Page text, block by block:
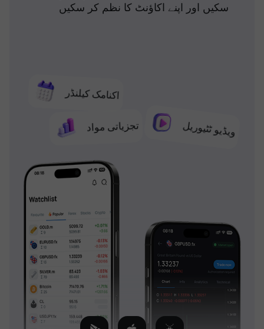
اکنامک کیلنڈر
تجزیاتی مواد ویڈیو ٹٹیوریل
سکیں اور اپنے اکاؤنٹ کا نظم کر سکیں